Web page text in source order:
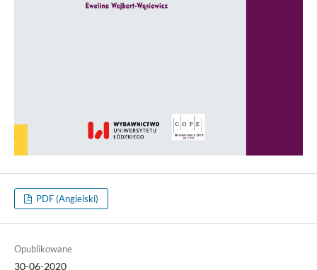
PDF (Angielski)
Opublikowane
30-06-2020